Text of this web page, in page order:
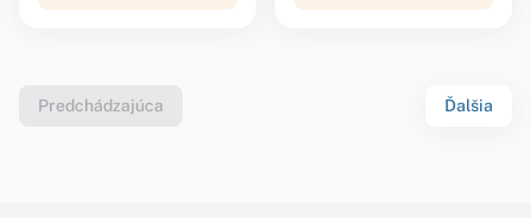
Predchádzajúca Ďalšia